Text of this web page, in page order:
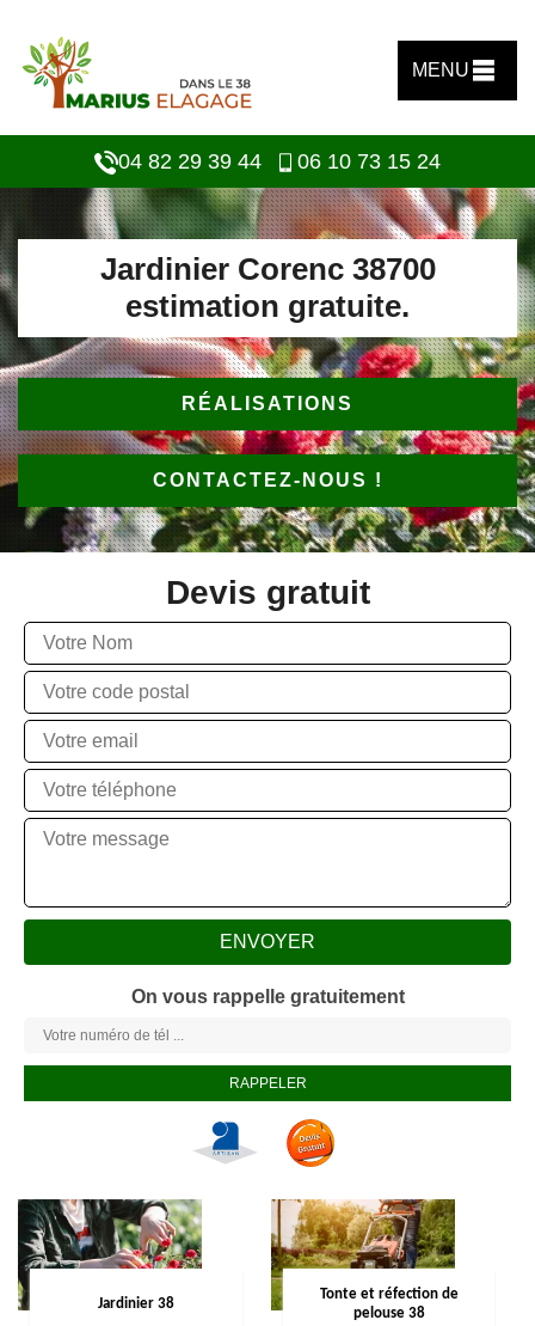
MENU
04 82 29 39 44 06 10 73 15 24
Jardinier Corenc 38700
estimation gratuite.
RÉALISATIONS
CONTACTEZ-NOUS !
Devis gratuit
On vous rappelle gratuitement
Jardinier 38
Tonte et réfection de
pelouse 38